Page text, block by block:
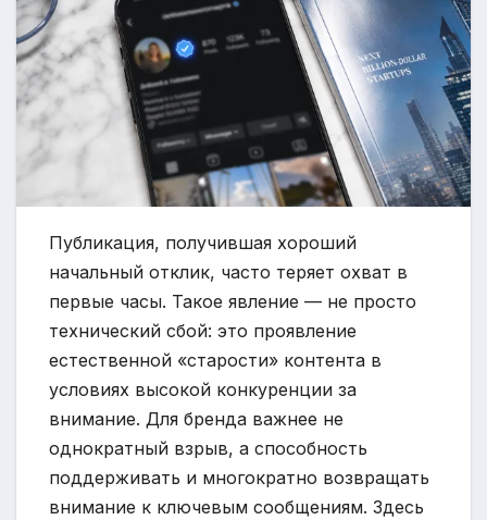
Публикация, получившая хороший
начальный отклик, часто теряет охват в
первые часы. Такое явление — не просто
технический сбой: это проявление
естественной «старости» контента в
условиях высокой конкуренции за
внимание. Для бренда важнее не
однократный взрыв, а способность
поддерживать и многократно возвращать
внимание к ключевым сообщениям. Здесь